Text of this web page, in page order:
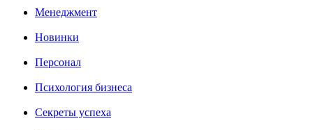
Менеджмент
Новинки
Персонал
Психология бизнеса
Секреты успеха